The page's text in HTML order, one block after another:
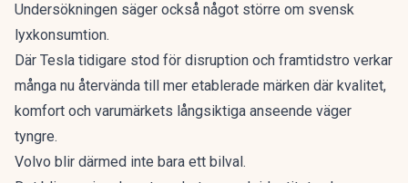
Undersökningen säger också något större om svensk
lyxkonsumtion.
Där Tesla tidigare stod för disruption och framtidstro verkar
många nu återvända till mer etablerade märken där kvalitet,
komfort och varumärkets långsiktiga anseende väger
tyngre.
Volvo blir därmed inte bara ett bilval.